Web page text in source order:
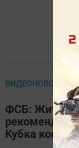
ВИДЕОНОВОСТИ
ФСБ:
Кубка